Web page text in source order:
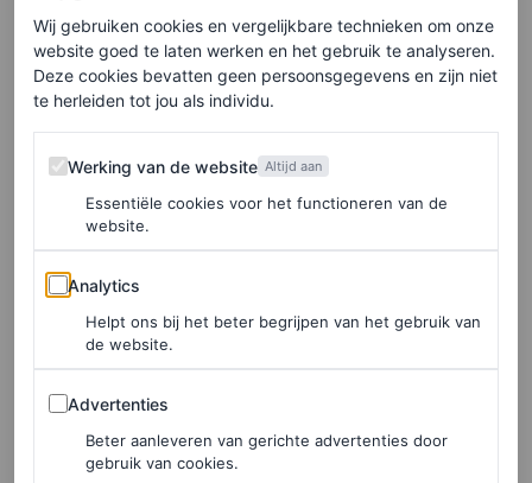
STEPHANIE BROEK
PARTNERSHIP
Let’s talk sportswear: Vogue
duidde de tennis inspired
trends van de zomer tijdens
dit rooftop event
FASHION NIEUWS
Vogue Nederland lanceert
met exclusieve Real Beauty
Special cadeau
Wij gebruiken cookies en vergelijkbare technieken om onze
website goed te laten werken en het gebruik te analyseren.
Deze cookies bevatten geen persoonsgegevens en zijn niet
te herleiden tot jou als individu.
Werking van de website
Werking van de website Altijd aan
Essentiële cookies voor het functioneren van de
website.
Analytics
Analytics
Helpt ons bij het beter begrijpen van het gebruik van
de website.
Advertenties
Advertenties
Beter aanleveren van gerichte advertenties door
gebruik van cookies.